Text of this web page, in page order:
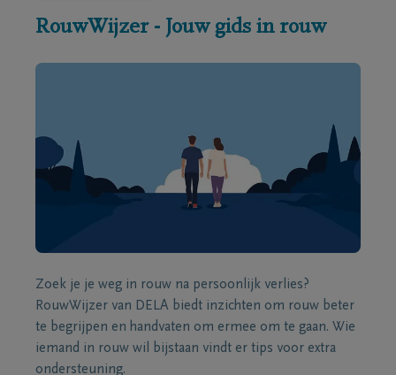
RouwWijzer - Jouw gids in rouw
Zoek je je weg in rouw na persoonlijk verlies?
RouwWijzer van DELA biedt inzichten om rouw beter
te begrijpen en handvaten om ermee om te gaan. Wie
iemand in rouw wil bijstaan vindt er tips voor extra
ondersteuning.